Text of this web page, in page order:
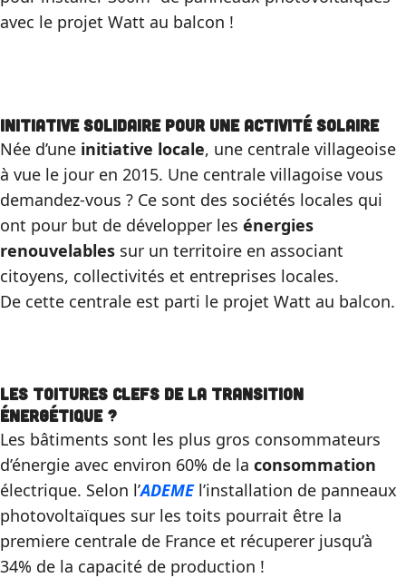
avec le projet Watt au balcon !
Initiative solidaire pour une activité solaire
Née d’une initiative locale, une centrale villageoise
à vue le jour en 2015. Une centrale villagoise vous
demandez-vous ? Ce sont des sociétés locales qui
ont pour but de développer les énergies
renouvelables sur un territoire en associant
citoyens, collectivités et entreprises locales.
De cette centrale est parti le projet Watt au balcon.
Les toitures clefs de la transition
énergétique ?
Les bâtiments sont les plus gros consommateurs
d’énergie avec environ 60% de la consommation
électrique. Selon l’ADEMEl’installation de panneaux
photovoltaïques sur les toits pourrait être la
premiere centrale de France et récuperer jusqu’à
34% de la capacité de production !